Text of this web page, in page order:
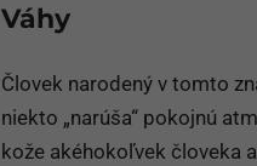
Váhy
Človek narodený v tomto
niekto „narúša“ pokojnú
kože akéhokoľvek človeka